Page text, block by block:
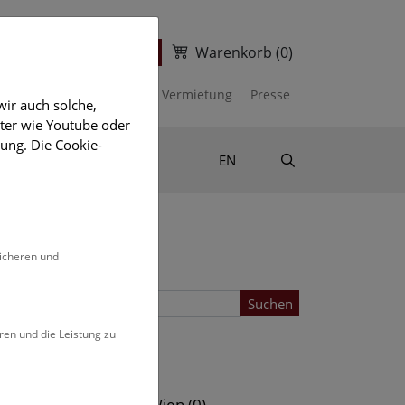
Warenkorb (0)
Vermietung Presse
EN
Suchen
auch solche,
wie Youtube oder
Die Cookie-
und
und die Leistung zu